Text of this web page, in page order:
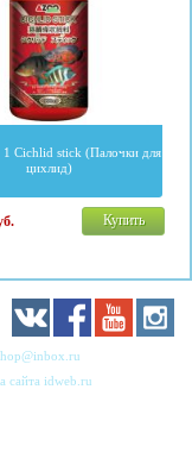
Cichlid stick (Палочки для
цихлид)
Купить
сайта idweb.ru